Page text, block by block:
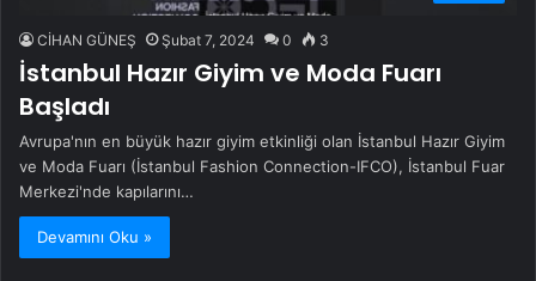
CİHAN GÜNEŞ Şubat 7, 2024 0 3
İstanbul Hazır Giyim ve Moda Fuarı
Başladı
Avrupa'nın en büyük hazır giyim etkinliği olan İstanbul Hazır Giyim
ve Moda Fuarı (İstanbul Fashion Connection-IFCO), İstanbul Fuar
Merkezi'nde kapılarını…
Devamını Oku »